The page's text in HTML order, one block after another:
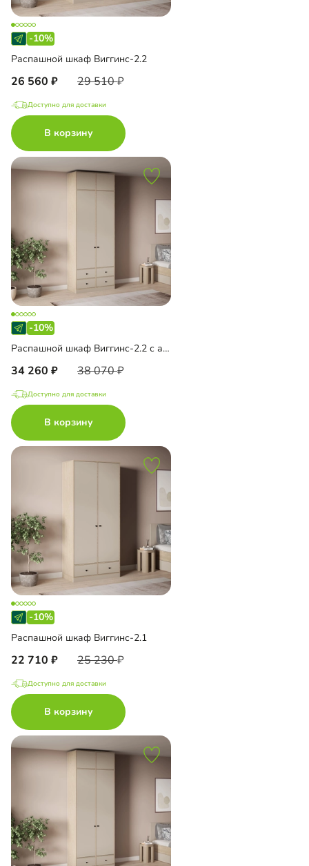
-10%
Распашной шкаф Виггинс-2.2
26 560 29 510
Доступно для доставки
В корзину
-10%
Распашной шкаф Виггинс-2.2 с антресолью
34 260 38 070
Доступно для доставки
В корзину
-10%
Распашной шкаф Виггинс-2.1
22 710 25 230
Доступно для доставки
В корзину